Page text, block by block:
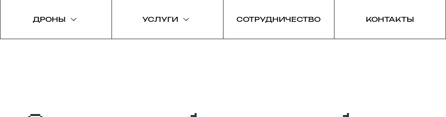
ДРОНЫ УСЛУГИ СОТРУДНИЧЕСТВО КОНТАКТЫ